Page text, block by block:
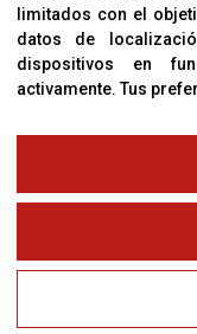
CONTACTO
T. (+34) 93 638
limitados con el
datos de
dispositivos en
activamente.Tus